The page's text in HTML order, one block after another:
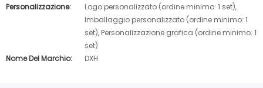
Personalizzazione:
Logo personalizzato (ordine minimo: 1 set),
Imballaggio personalizzato (ordine minimo: 1
set), Personalizzazione grafica (ordine minimo: 1
set)
Nome Del Marchio:
DXH